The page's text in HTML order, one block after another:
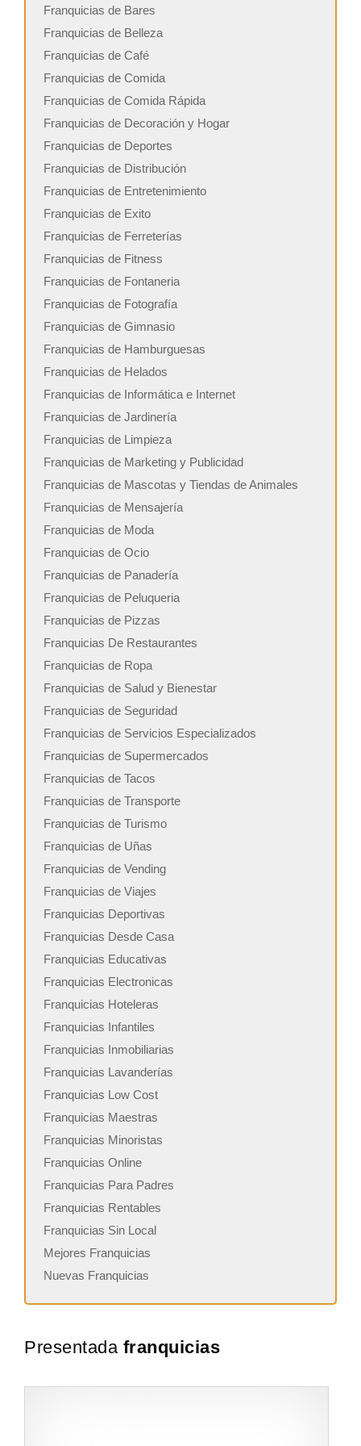
Franquicias de Bares
Franquicias de Belleza
Franquicias de Café
Franquicias de Comida
Franquicias de Comida Rápida
Franquicias de Decoración y Hogar
Franquicias de Deportes
Franquicias de Distribución
Franquicias de Entretenimiento
Franquicias de Exito
Franquicias de Ferreterías
Franquicias de Fitness
Franquicias de Fontaneria
Franquicias de Fotografía
Franquicias de Gimnasio
Franquicias de Hamburguesas
Franquicias de Helados
Franquicias de Informática e Internet
Franquicias de Jardinería
Franquicias de Limpieza
Franquicias de Marketing y Publicidad
Franquicias de Mascotas y Tiendas de Animales
Franquicias de Mensajería
Franquicias de Moda
Franquicias de Ocio
Franquicias de Panadería
Franquicias de Peluqueria
Franquicias de Pizzas
Franquicias De Restaurantes
Franquicias de Ropa
Franquicias de Salud y Bienestar
Franquicias de Seguridad
Franquicias de Servicios Especializados
Franquicias de Supermercados
Franquicias de Tacos
Franquicias de Transporte
Franquicias de Turismo
Franquicias de Uñas
Franquicias de Vending
Franquicias de Viajes
Franquicias Deportivas
Franquicias Desde Casa
Franquicias Educativas
Franquicias Electronicas
Franquicias Hoteleras
Franquicias Infantiles
Franquicias Inmobiliarias
Franquicias Lavanderías
Franquicias Low Cost
Franquicias Maestras
Franquicias Minoristas
Franquicias Online
Franquicias Para Padres
Franquicias Rentables
Franquicias Sin Local
Mejores Franquicias
Nuevas Franquicias
Presentada franquicias